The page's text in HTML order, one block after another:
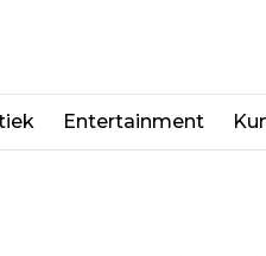
Entertainment